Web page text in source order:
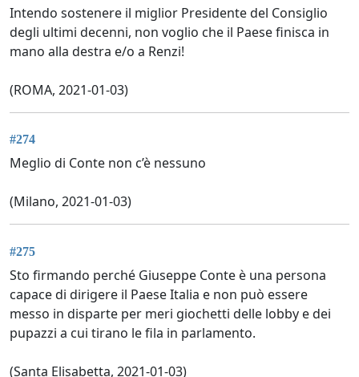
Intendo sostenere il miglior Presidente del Consiglio
degli ultimi decenni, non voglio che il Paese finisca in
mano alla destra e/o a Renzi!
(ROMA, 2021-01-03)
#274
Meglio di Conte non c’è nessuno
(Milano, 2021-01-03)
#275
Sto firmando perché Giuseppe Conte è una persona
capace di dirigere il Paese Italia e non può essere
messo in disparte per meri giochetti delle lobby e dei
pupazzi a cui tirano le fila in parlamento.
(Santa Elisabetta, 2021-01-03)